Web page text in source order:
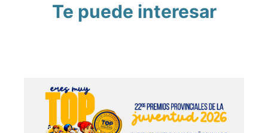
Te puede interesar